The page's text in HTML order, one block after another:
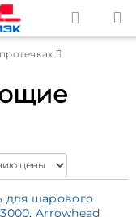
для шарового
Arrowhead